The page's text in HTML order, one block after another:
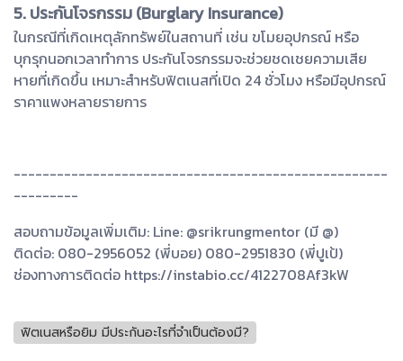
5. ประกันโจรกรรม (Burglary Insurance)
ในกรณีที่เกิดเหตุลักทรัพย์ในสถานที่ เช่น ขโมยอุปกรณ์ หรือ
บุกรุกนอกเวลาทำการ ประกันโจรกรรมจะช่วยชดเชยความเสีย
หายที่เกิดขึ้น เหมาะสำหรับฟิตเนสที่เปิด 24 ชั่วโมง หรือมีอุปกรณ์
ราคาแพงหลายรายการ
----------------------------------------------------
---------
สอบถามข้อมูลเพิ่มเติม: Line: @srikrungmentor (มี @)
ติดต่อ: 080-2956052 (พี่บอย) 080-2951830 (พี่ปูเป้)
ช่องทางการติดต่อ https://instabio.cc/4122708Af3kW
ฟิตเนสหรือยิม มีประกันอะไรที่จำเป็นต้องมี?